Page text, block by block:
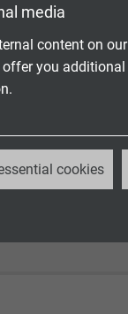
media
content on our
you additional
cookies